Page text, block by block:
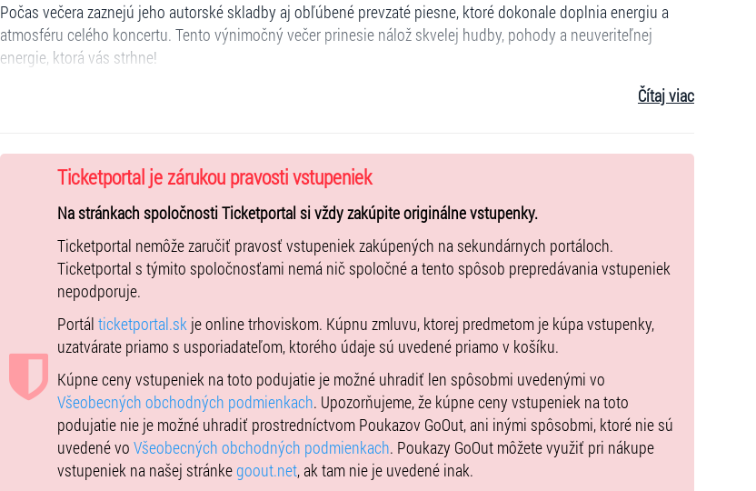
Počas večera zaznejú jeho autorské skladby aj obľúbené prevzaté piesne, ktoré dokonale doplnia energiu a
atmosféru celého koncertu. Tento výnimočný večer prinesie nálož skvelej hudby, pohody a neuveriteľnej
energie, ktorá vás strhne!
Čítaj viac
Ticketportal je zárukou pravosti vstupeniek
Na stránkach spoločnosti Ticketportal si vždy zakúpite originálne vstupenky.
Ticketportal nemôže zaručiť pravosť vstupeniek zakúpených na sekundárnych portáloch.
Ticketportal s týmito spoločnosťami nemá nič spoločné a tento spôsob prepredávania vstupeniek
nepodporuje.
Portál ticketportal.skje online trhoviskom. Kúpnu zmluvu, ktorej predmetom je kúpa vstupenky,
uzatvárate priamo s usporiadateľom, ktorého údaje sú uvedené priamo v košíku.
Kúpne ceny vstupeniek na toto podujatie je možné uhradiť len spôsobmi uvedenými vo
Všeobecných obchodných podmienkach. Upozorňujeme, že kúpne ceny vstupeniek na toto
podujatie nie je možné uhradiť prostredníctvom Poukazov GoOut, ani inými spôsobmi, ktoré nie sú
uvedené vo Všeobecných obchodných podmienkach. Poukazy GoOut môžete využiť pri nákupe
vstupeniek na našej stránkegoout.net, ak tam nie je uvedené inak.